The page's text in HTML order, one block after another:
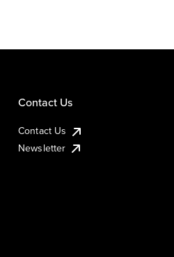
Contact Us
Contact Us
Newsletter